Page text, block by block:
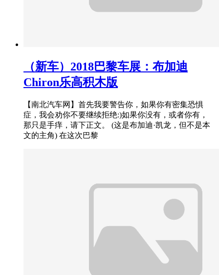
（新车）2018巴黎车展：布加迪
Chiron乐高积木版
【南北汽车网】首先我要警告你，如果你有密集恐惧
症，我会劝你不要继续拒绝:)如果你没有，或者你有，
那只是手痒，请下正文。 (这是布加迪·凯龙，但不是本
文的主角) 在这次巴黎